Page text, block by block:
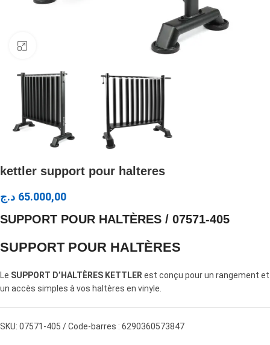
kettler support pour halteres
65.000,00 د.ج
SUPPORT POUR HALTÈRES / 07571-405
SUPPORT POUR HALTÈRES
Le SUPPORT D’HALTÈRES KETTLERest conçu pour un rangement et
un accès simples à vos haltères en vinyle.
SKU: 07571-405 / Code-barres : 6290360573847